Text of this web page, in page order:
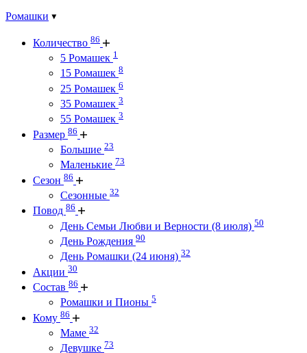
Ромашки
Количество 86
5 Ромашек 1
15 Ромашек 8
25 Ромашек 6
35 Ромашек 3
55 Ромашек 3
Размер 86
Большие 23
Маленькие 73
Сезон 86
Сезонные 32
Повод 86
День Семьи Любви и Верности (8 июля) 50
День Рождения 90
День Ромашки (24 июня) 32
Акции 30
Состав 86
Ромашки и Пионы 5
Кому 86
Маме 32
Девушке 73